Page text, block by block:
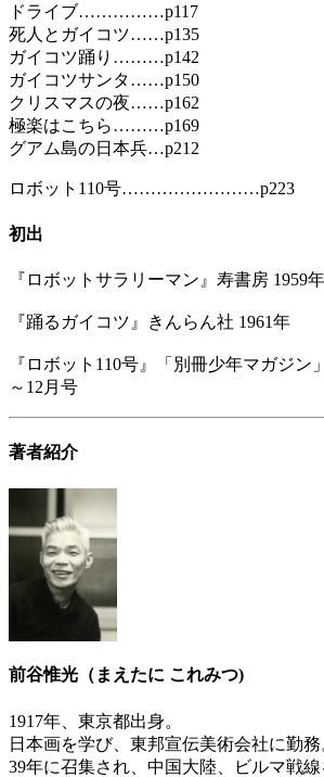
ドライブ……………p117
死人とガイコツ……p135
ガイコツ踊り………p142
ガイコツサンタ……p150
クリスマスの夜……p162
極楽はこちら………p169
グアム島の日本兵…p212
ロボット110号……………………p223
初出
『ロボットサラリーマン』寿書房 1959年
『踊るガイコツ』きんらん社 1961年
『ロボット110号』「別冊少年マガジン
～12月号
著者紹介
前谷惟光（まえたに これみつ)
1917年、東京都出身。
日本画を学び、東邦宣伝美術会社に勤務
39年に召集され、中国大陸、ビルマ戦線